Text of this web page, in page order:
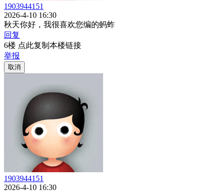
1903944151
2026-4-10 16:30
秋天你好，我很喜欢您编的蚂蚱
回复
6楼 点此复制本楼链接
举报
取消
1903944151
2026-4-10 16:30